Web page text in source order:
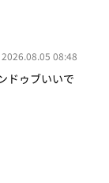
2026.08.05 08:48
ドゥブいいで